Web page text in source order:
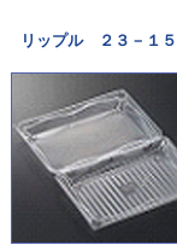
リップル ２３－１